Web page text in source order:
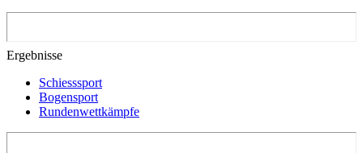
Ergebnisse
Schiesssport
Bogensport
Rundenwettkämpfe